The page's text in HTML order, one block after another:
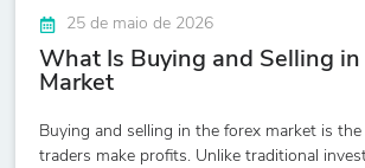
25 de maio de 2026
What Is Buying and Selling in
Market
Buying and selling in the forex market is
traders make profits. Unlike traditional